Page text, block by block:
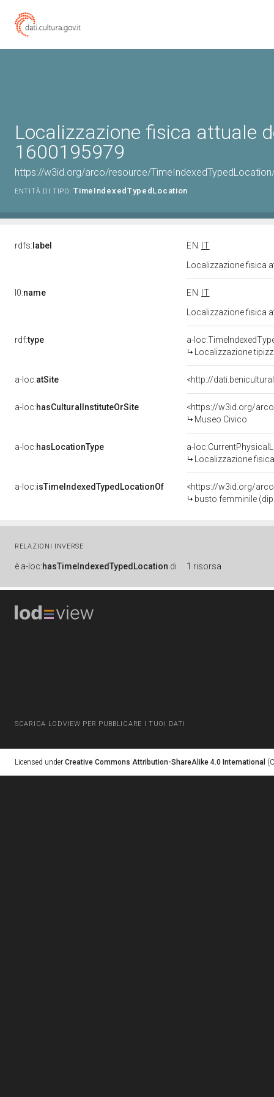
Localizzazione fisica attuale
1600195979
https://w3id.org/arco/resource/
ENTITÀ DI TIPO: TimeIndexedTypedLocation
rdfs: label EN
IT
Localizzazione fisica
l0:name EN
IT
Localizzazione fisica
rdf:type
a-
Localizzazione
a-loc:atSite <http://
a-loc:hasCulturalInstituteOrSite
<https://w3id.org/
Museo Civico
a-loc:hasLocationType
a-
Localizzazione
a-loc:isTimeIndexedTypedLocationOf
<https://w3id.org/
busto femminile
RELAZIONI INVERSE
è a-loc:hasTimeIndexedTypedLocation di 1 risorsa
SCARICA LODVIEW PER PUBBLICARE I TUOI DATI
Licensed under Creative Commons Attribution-ShareAlike 4.0 International